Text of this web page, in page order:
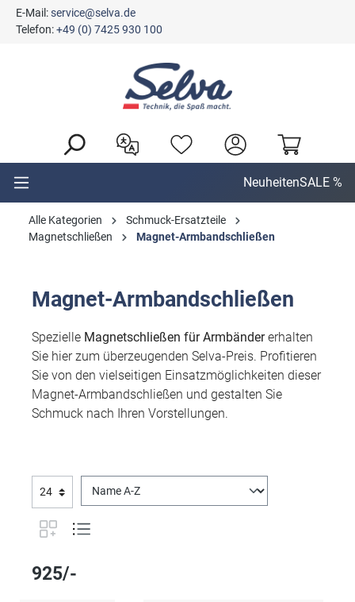
springen
E-Mail:service@selva.de
Telefon:+49 (0) 7425 930 100
NeuheitenSALE %
Alle Kategorien
Schmuck-Ersatzteile
Magnetschließen
Magnet-Armbandschließen
Magnet-Armbandschließen
Spezielle Magnetschließen für Armbändererhalten
Sie hier zum überzeugenden Selva-Preis. Profitieren
Sie von den vielseitigen Einsatzmöglichkeiten dieser
Magnet-Armbandschließen und gestalten Sie
Schmuck nach Ihren Vorstellungen.
925/-